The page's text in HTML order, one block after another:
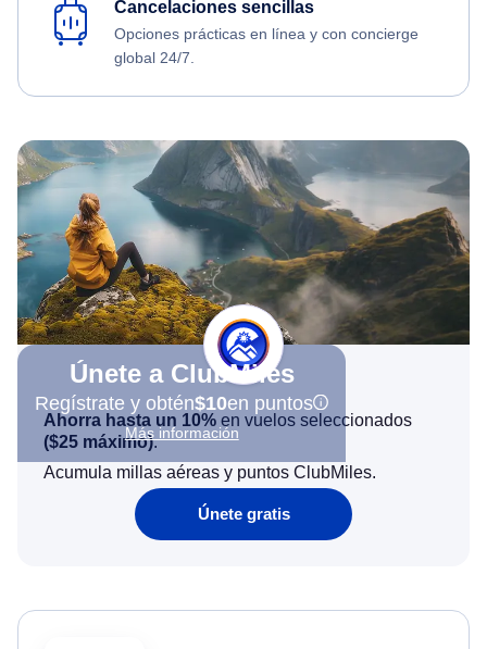
Cancelaciones sencillas
Opciones prácticas en línea y con concierge
global 24/7.
Únete a ClubMiles
Regístrate y obtén$10en puntos
Más información
Ahorra hasta un 10% en vuelos seleccionados
($25 máximo).
Acumula millas aéreas y puntos ClubMiles.
Únete gratis